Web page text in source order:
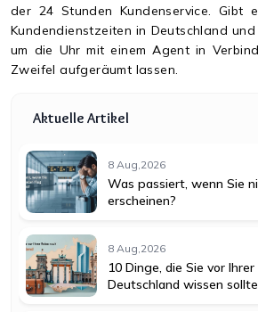
der 24 Stunden Kundenservice. Gibt
Kundendienstzeiten in Deutschland
um die Uhr mit einem Agent in
Zweifel aufgeräumt lassen.
Aktuelle Artikel
8 Aug,2026
Was passiert, wenn Sie
erscheinen?
8 Aug,2026
10 Dinge, die Sie vor Ihrer
Deutschland wissen